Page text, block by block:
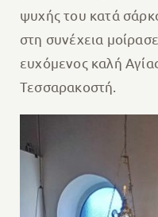
ψυχής του κατά
στη συνέχεια
ευχόμενος καλή
Τεσσαρακοστή.